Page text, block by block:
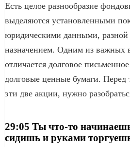
Есть целое разнообразие
выделяются установленными
юридическими данными,
назначением. Одним из важных
отличается долговое
долговые ценные бумаги. Перед
эти две акции, нужно
29:05 Ты что-то
сидишь и руками